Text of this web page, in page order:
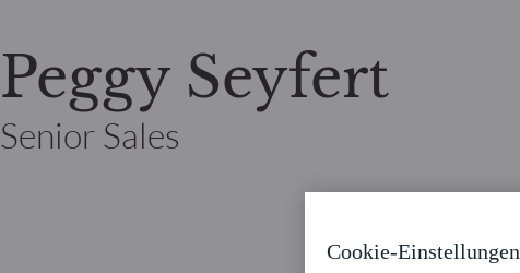
Peggy Seyfert
Senior Sales
Cookie-Einstellungen